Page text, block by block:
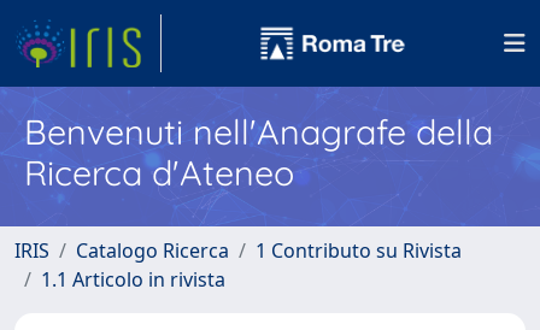
Benvenuti nell'Anagrafe della
Ricerca d'Ateneo
IRIS Catalogo Ricerca
1 Contributo su Rivista
1.1 Articolo in rivista